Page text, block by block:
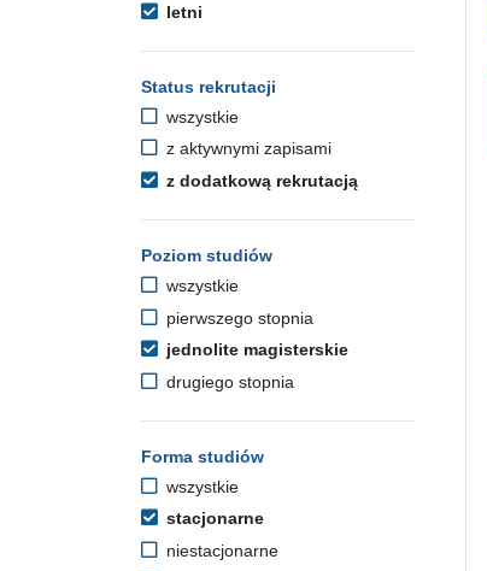
letni
Status rekrutacji
wszystkie
z aktywnymi zapisami
z dodatkową rekrutacją
Poziom studiów
wszystkie
pierwszego stopnia
jednolite magisterskie
drugiego stopnia
Forma studiów
wszystkie
stacjonarne
niestacjonarne